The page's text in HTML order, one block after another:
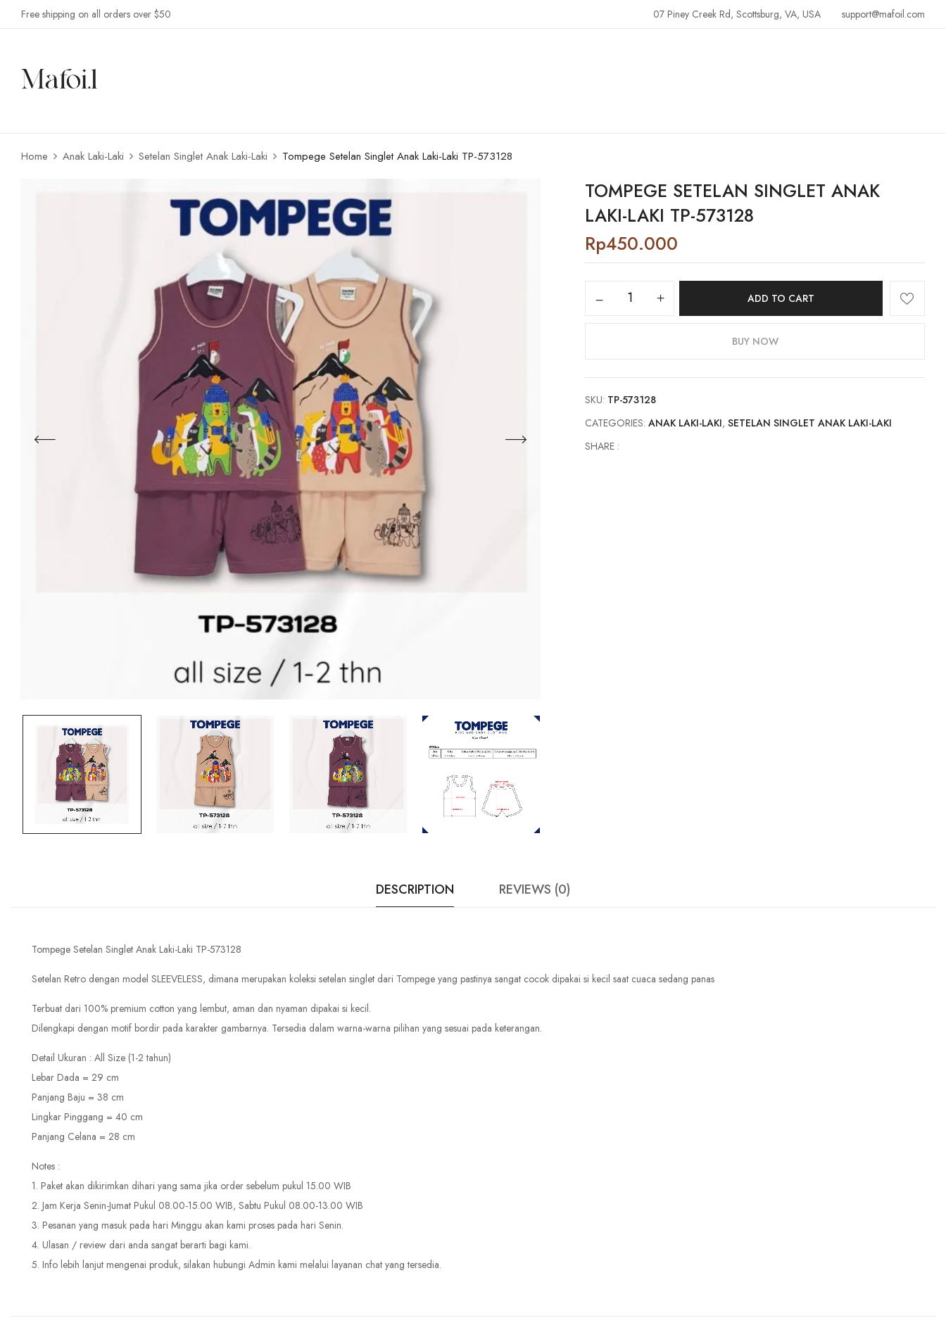
Free shipping on all orders over $50 07 Piney Creek Rd, Scottsburg, VA, USA support@mafoil.com
Home Anak Laki-Laki Setelan Singlet Anak Laki-Laki Tompege Setelan Singlet Anak Laki-Laki TP-573128
TOMPEGE SETELAN SINGLET ANAK
LAKI-LAKI TP-573128
Rp450.000
Setelan
573128
quantity
ADD TO CART
BUY NOW
SKU: TP-573128
CATEGORIES:ANAK LAKI-LAKI,SETELAN SINGLET ANAK LAKI-LAKI
SHARE :
DESCRIPTION REVIEWS (0)
Tompege Setelan Singlet Anak Laki-Laki TP-573128
Setelan Retro dengan model SLEEVELESS, dimana merupakan koleksi setelan singlet dari Tompege yang pastinya sangat cocok dipakai si kecil saat cuaca sedang panas
Terbuat dari 100% premium cotton yang lembut, aman dan nyaman dipakai si kecil.
Dilengkapi dengan motif bordir pada karakter gambarnya. Tersedia dalam warna-warna pilihan yang sesuai pada keterangan.
Detail Ukuran : All Size (1-2 tahun)
Lebar Dada = 29 cm
Panjang Baju = 38 cm
Lingkar Pinggang = 40 cm
Panjang Celana = 28 cm
Notes :
1. Paket akan dikirimkan dihari yang sama jika order sebelum pukul 15.00 WIB
2. Jam Kerja Senin-Jumat Pukul 08.00-15.00 WIB, Sabtu Pukul 08.00-13.00 WIB
3. Pesanan yang masuk pada hari Minggu akan kami proses pada hari Senin.
4. Ulasan / review dari anda sangat berarti bagi kami.
5. Info lebih lanjut mengenai produk, silakan hubungi Admin kami melalui layanan chat yang tersedia.